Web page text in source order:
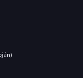
)